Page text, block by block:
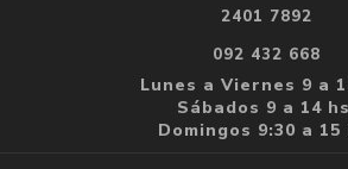
2401 7892
092 432 668
Lunes a Viernes 9 a
Sábados 9 a 14
Domingos 9:30 a 15